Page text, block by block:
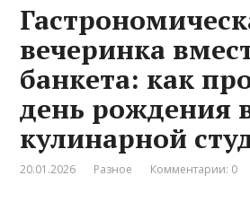
вечеринка
банкета: как
день рождения
кулинарной
20.01.2026 Разное Комментарии: 0